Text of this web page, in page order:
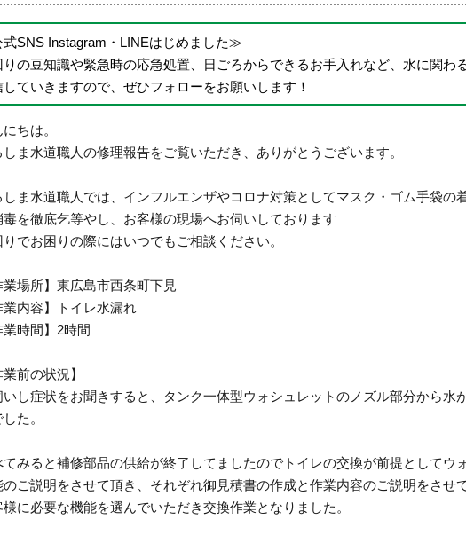
SNS Instagram・LINEはじめました≫
りの豆知識や緊急時の応急処置、日ごろからできるお手入れなど、水に関わ
していきますので、ぜひフォローをお願いします！
ちは。
しま水道職人の修理報告をご覧いただき、ありがとうございます。
しま水道職人では、インフルエンザやコロナ対策としてマスク・ゴム手袋の
毒を徹底乞等やし、お客様の現場へお伺いしております
りでお困りの際にはいつでもご相談ください。
業場所】東広島市西条町下見
業内容】トイレ水漏れ
業時間】2時間
業前の状況】
いし症状をお聞きすると、タンク一体型ウォシュレットのノズル部分から水
た。
てみると補修部品の供給が終了してましたのでトイレの交換が前提としてウ
のご説明をさせて頂き、それぞれ御見積書の作成と作業内容のご説明をさせ
様に必要な機能を選んでいただき交換作業となりました。